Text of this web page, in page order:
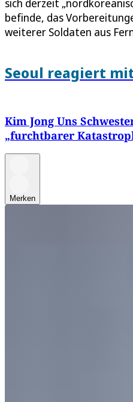
sich derzeit
befinde, das
weiterer Soldaten aus
Seoul reagiert
Kim Jong Uns
„furchtbarer
Merken